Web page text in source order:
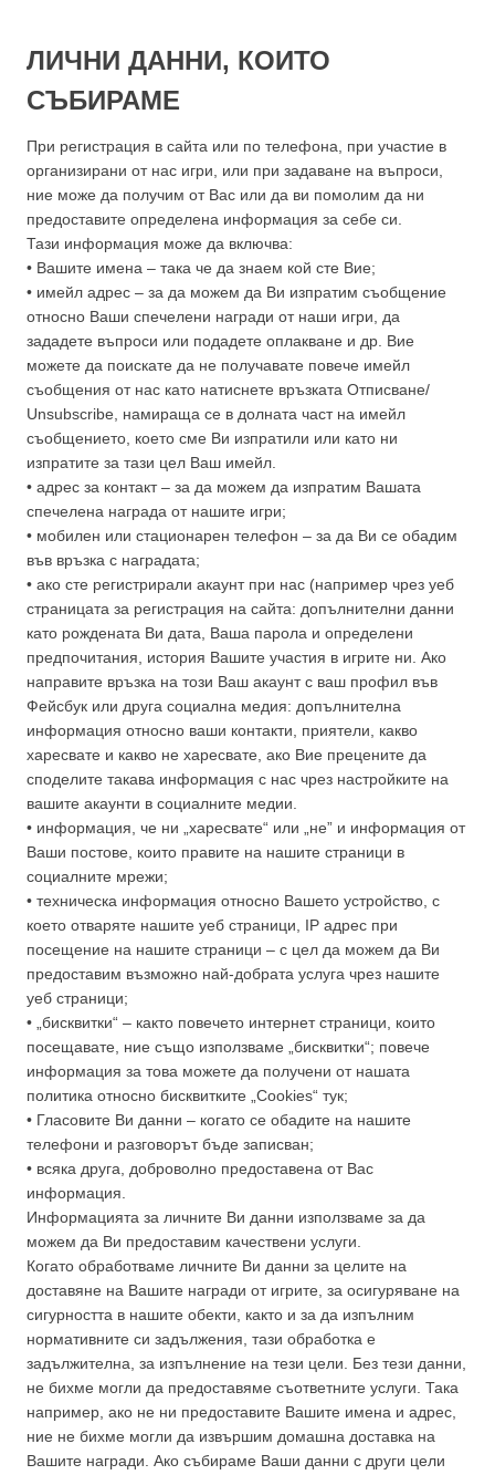
ЛИЧНИ ДАННИ, КОИТО
СЪБИРАМЕ
При регистрация в сайта или по телефона, при участие в
организирани от нас игри, или при задаване на въпроси,
ние може да получим от Вас или да ви помолим да ни
предоставите определена информация за себе си.
Тази информация може да включва:
• Вашите имена – така че да знаем кой сте Вие;
• имейл адрес – за да можем да Ви изпратим съобщение
относно Ваши спечелени награди от наши игри, да
зададете въпроси или подадете оплакване и др. Вие
можете да поискате да не получавате повече имейл
съобщения от нас като натиснете връзката Отписване/
Unsubscribe, намираща се в долната част на имейл
съобщението, което сме Ви изпратили или като ни
изпратите за тази цел Ваш имейл.
• адрес за контакт – за да можем да изпратим Вашата
спечелена награда от нашите игри;
• мобилен или стационарен телефон – за да Ви се обадим
във връзка с наградата;
• ако сте регистрирали акаунт при нас (например чрез уеб
страницата за регистрация на сайта: допълнителни данни
като рождената Ви дата, Ваша парола и определени
предпочитания, история Вашите участия в игрите ни. Ако
направите връзка на този Ваш акаунт с ваш профил във
Фейсбук или друга социална медия: допълнителна
информация относно ваши контакти, приятели, какво
харесвате и какво не харесвате, ако Вие прецените да
споделите такава информация с нас чрез настройките на
вашите акаунти в социалните медии.
• информация, че ни „харесвате“ или „не” и информация от
Ваши постове, които правите на нашите страници в
социалните мрежи;
• техническа информация относно Вашето устройство, с
което отваряте нашите уеб страници, IP адрес при
посещение на нашите страници – с цел да можем да Ви
предоставим възможно най-добрата услуга чрез нашите
уеб страници;
• „бисквитки“ – както повечето интернет страници, които
посещавате, ние също използваме „бисквитки“; повече
информация за това можете да получени от нашата
политика относно бисквитките „Cookies“ тук;
• Гласовите Ви данни – когато се обадите на нашите
телефони и разговорът бъде записван;
• всяка друга, доброволно предоставена от Вас
информация.
Информацията за личните Ви данни използваме за да
можем да Ви предоставим качествени услуги.
Когато обработваме личните Ви данни за целите на
доставяне на Вашите награди от игрите, за осигуряване на
сигурността в нашите обекти, както и за да изпълним
нормативните си задължения, тази обработка е
задължителна, за изпълнение на тези цели. Без тези данни,
не бихме могли да предоставяме съответните услуги. Така
например, ако не ни предоставите Вашите имена и адрес,
ние не бихме могли да извършим домашна доставка на
Вашите награди. Ако събираме Ваши данни с други цели